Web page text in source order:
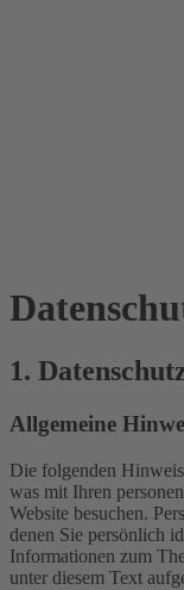
1.
Allgemeine
Die folgenden
was mit Ihren
Website besuchen.
denen Sie persönlich
Informationen zum
unter diesem Text